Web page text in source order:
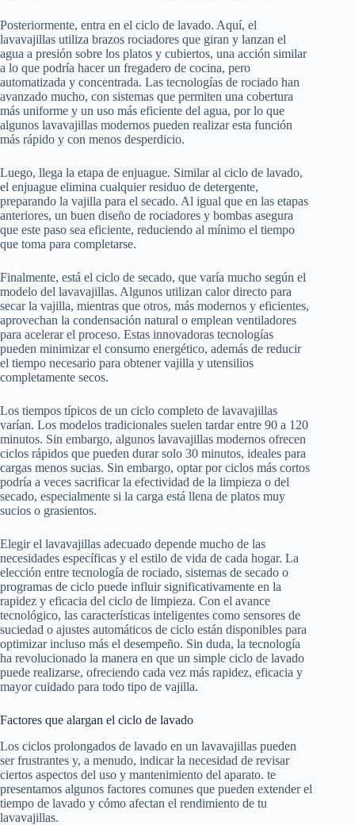
Posteriormente, entra en el ciclo de lavado. Aquí, el
lavavajillas utiliza brazos rociadores que giran y lanzan el
agua a presión sobre los platos y cubiertos, una acción similar
a lo que podría hacer un fregadero de cocina, pero
automatizada y concentrada. Las tecnologías de rociado han
avanzado mucho, con sistemas que permiten una cobertura
más uniforme y un uso más eficiente del agua, por lo que
algunos lavavajillas modernos pueden realizar esta función
más rápido y con menos desperdicio.
Luego, llega la etapa de enjuague. Similar al ciclo de lavado,
el enjuague elimina cualquier residuo de detergente,
preparando la vajilla para el secado. Al igual que en las etapas
anteriores, un buen diseño de rociadores y bombas asegura
que este paso sea eficiente, reduciendo al mínimo el tiempo
que toma para completarse.
Finalmente, está el ciclo de secado, que varía mucho según el
modelo del lavavajillas. Algunos utilizan calor directo para
secar la vajilla, mientras que otros, más modernos y eficientes,
aprovechan la condensación natural o emplean ventiladores
para acelerar el proceso. Estas innovadoras tecnologías
pueden minimizar el consumo energético, además de reducir
el tiempo necesario para obtener vajilla y utensilios
completamente secos.
Los tiempos típicos de un ciclo completo de lavavajillas
varían. Los modelos tradicionales suelen tardar entre 90 a 120
minutos. Sin embargo, algunos lavavajillas modernos ofrecen
ciclos rápidos que pueden durar solo 30 minutos, ideales para
cargas menos sucias. Sin embargo, optar por ciclos más cortos
podría a veces sacrificar la efectividad de la limpieza o del
secado, especialmente si la carga está llena de platos muy
sucios o grasientos.
Elegir el lavavajillas adecuado depende mucho de las
necesidades específicas y el estilo de vida de cada hogar. La
elección entre tecnología de rociado, sistemas de secado o
programas de ciclo puede influir significativamente en la
rapidez y eficacia del ciclo de limpieza. Con el avance
tecnológico, las características inteligentes como sensores de
suciedad o ajustes automáticos de ciclo están disponibles para
optimizar incluso más el desempeño. Sin duda, la tecnología
ha revolucionado la manera en que un simple ciclo de lavado
puede realizarse, ofreciendo cada vez más rapidez, eficacia y
mayor cuidado para todo tipo de vajilla.
Factores que alargan el ciclo de lavado
Los ciclos prolongados de lavado en un lavavajillas pueden
ser frustrantes y, a menudo, indicar la necesidad de revisar
ciertos aspectos del uso y mantenimiento del aparato. te
presentamos algunos factores comunes que pueden extender el
tiempo de lavado y cómo afectan el rendimiento de tu
lavavajillas.